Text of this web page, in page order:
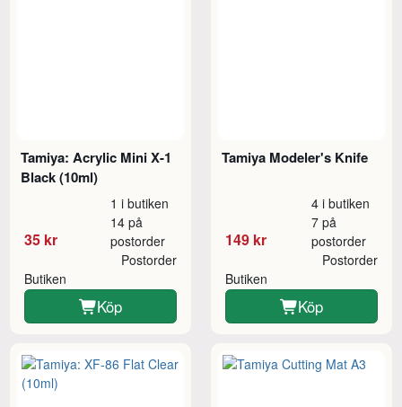
Tamiya: Acrylic Mini X-1
Black (10ml)
35 kr
1 i butiken
14 på
postorder
Butiken
Postorder
Köp
Tamiya Modeler's Knife
149 kr
4 i butiken
7 på
postorder
Butiken
Postorder
Köp